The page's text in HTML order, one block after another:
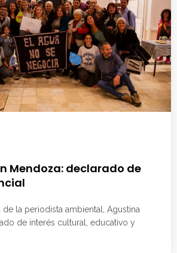
Mendoza: declarado de
de la periodista ambiental, Agustina
de interés cultural, educativo y